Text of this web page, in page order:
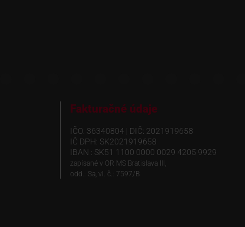
Fakturačné údaje
IČO: 36340804 | DIČ: 2021919658
IČ DPH: SK2021919658
IBAN : SK51 1100 0000 0029 4205 9929
zapísané v OR MS Bratislava III,
odd.: Sa, vl. č.: 7597/B